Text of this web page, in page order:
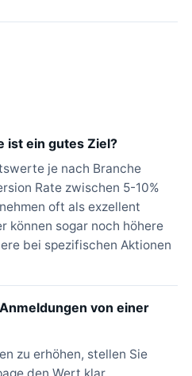
ist ein gutes Ziel?
je nach Branche
Rate zwischen 5-10%
oft als exzellent
können sogar noch höhere
bei spezifischen Aktionen
von einer
zu erhöhen, stellen Sie